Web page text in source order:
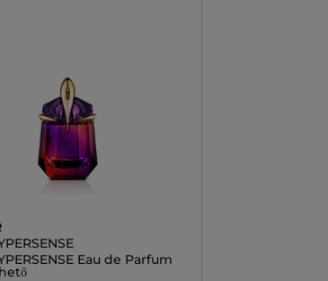
Eau de Parfum